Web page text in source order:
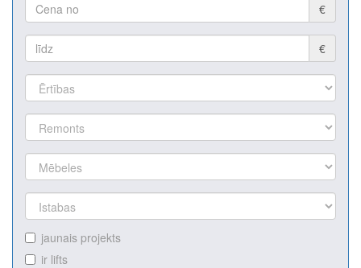
€
€
jaunais projekts
ir lifts